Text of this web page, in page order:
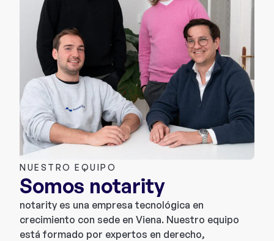
NUESTRO EQUIPO
Somos notarity
notarity es una empresa tecnológica en
crecimiento con sede en Viena. Nuestro equipo
está formado por expertos en derecho,